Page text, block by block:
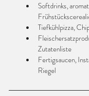
Softdrinks,
Tiefkühlpizza,
Zutatenliste
Fertigsaucen,
Riegel